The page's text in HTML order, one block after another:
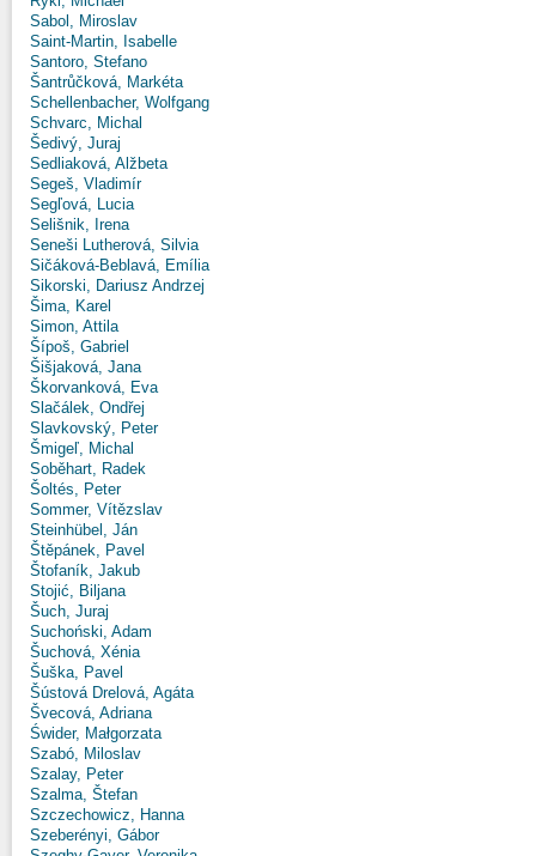
Sabol, Miroslav
Saint-Martin, Isabelle
Santoro, Stefano
Šantrůčková, Markéta
Schellenbacher, Wolfgang
Schvarc, Michal
Šedivý, Juraj
Sedliaková, Alžbeta
Segeš, Vladimír
Segľová, Lucia
Selišnik, Irena
Seneši Lutherová, Silvia
Sičáková-Beblavá, Emília
Sikorski, Dariusz Andrzej
Šima, Karel
Simon, Attila
Šípoš, Gabriel
Šišjaková, Jana
Škorvanková, Eva
Slačálek, Ondřej
Slavkovský, Peter
Šmigeľ, Michal
Soběhart, Radek
Šoltés, Peter
Sommer, Vítězslav
Steinhübel, Ján
Štěpánek, Pavel
Štofaník, Jakub
Stojić, Biljana
Šuch, Juraj
Suchoński, Adam
Šuchová, Xénia
Šuška, Pavel
Šústová Drelová, Agáta
Švecová, Adriana
Świder, Małgorzata
Szabó, Miloslav
Szalay, Peter
Szalma, Štefan
Szczechowicz, Hanna
Szeberényi, Gábor